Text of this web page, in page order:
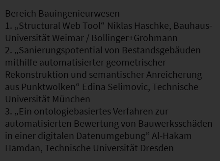
Bereich Bauingenieurwesen
1. „Structural Web Tool“ Niklas Haschke, Bauhaus-
Universität Weimar / Bollinger+Grohmann
2. „Sanierungspotential von Bestandsgebäuden
mithilfe automatisierter geometrischer
Rekonstruktion und semantischer Anreicherung
aus Punktwolken“ Edina Selimovic, Technische
Universität München
3. „Ein ontologiebasiertes Verfahren zur
automatisierten Bewertung von Bauwerksschäden
in einer digitalen Datenumgebung“ Al-Hakam
Hamdan, Technische Universität Dresden